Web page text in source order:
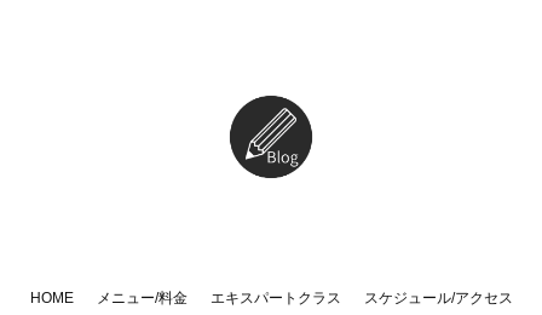
HOME メニュー/料金 エキスパートクラス スケジュール/アクセス